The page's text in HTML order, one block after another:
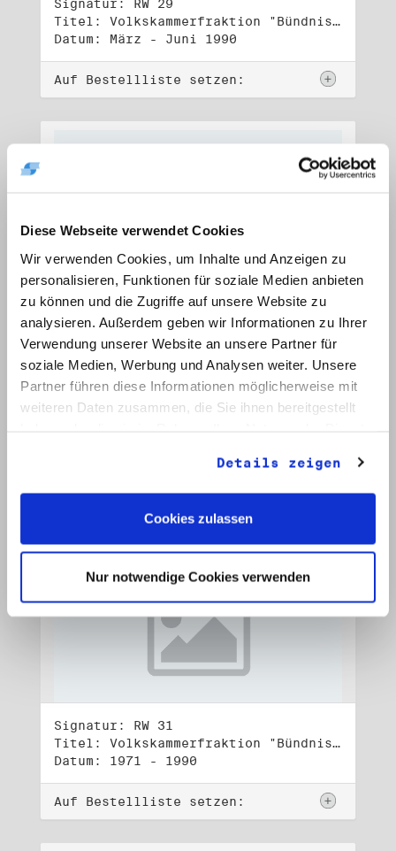
Diese Webseite verwendet Cookies
Wir verwenden Cookies, um Inhalte und Anzeigen zu
personalisieren, Funktionen für soziale Medien anbieten
zu können und die Zugriffe auf unsere Website zu
analysieren. Außerdem geben wir Informationen zu Ihrer
Verwendung unserer Website an unsere Partner für
soziale Medien, Werbung und Analysen weiter. Unsere
Partner führen diese Informationen möglicherweise mit
weiteren Daten zusammen, die Sie ihnen bereitgestellt
Details zeigen
Cookies zulassen
Nur notwendige Cookies verwenden
Signatur: RW 29
Titel: Volkskammerfraktion "Bündnis 90/Grüne" (1)
Datum: März - Juni 1990
Auf Bestellliste setzen:
Signatur: RW 30
Titel: Volkskammerfraktion "Bündnis 90/Grüne" (2)
Datum: Juli - Okt. 1990, o. D.
Signatur: RW 31
Titel: Volkskammerfraktion "Bündnis 90/Grüne" (3)
Datum: 1971 - 1990
Auf Bestellliste setzen: